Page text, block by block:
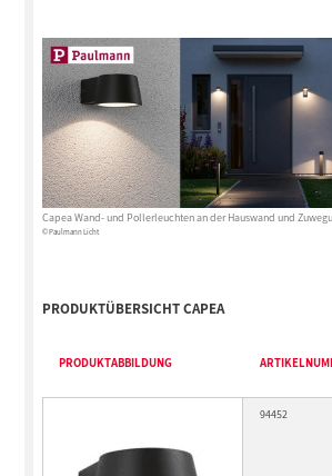
Capea Wand- und Pollerleuchten an der Hauswand und
© Paulmann Licht
PRODUKTÜBERSICHT CAPEA
PRODUKTABBILDUNG
94452